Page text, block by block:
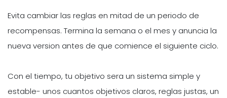
Evita cambiar las reglas en mitad de un periodo de
recompensas. Termina la semana o el mes y anuncia la
nueva version antes de que comience el siguiente ciclo.
Con el tiempo, tu objetivo sera un sistema simple y
estable- unos cuantos objetivos claros, reglas justas, un